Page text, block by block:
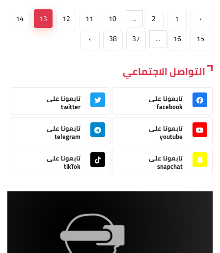
‹
1
2
...
10
11
12
13
14
15
16
...
37
38
›
التواصل الاجتماعي
تابعونا على
facebook
تابعونا على
twitter
تابعونا على
youtube
تابعونا على
telegram
تابعونا على
snapchat
تابعونا على
tikTok